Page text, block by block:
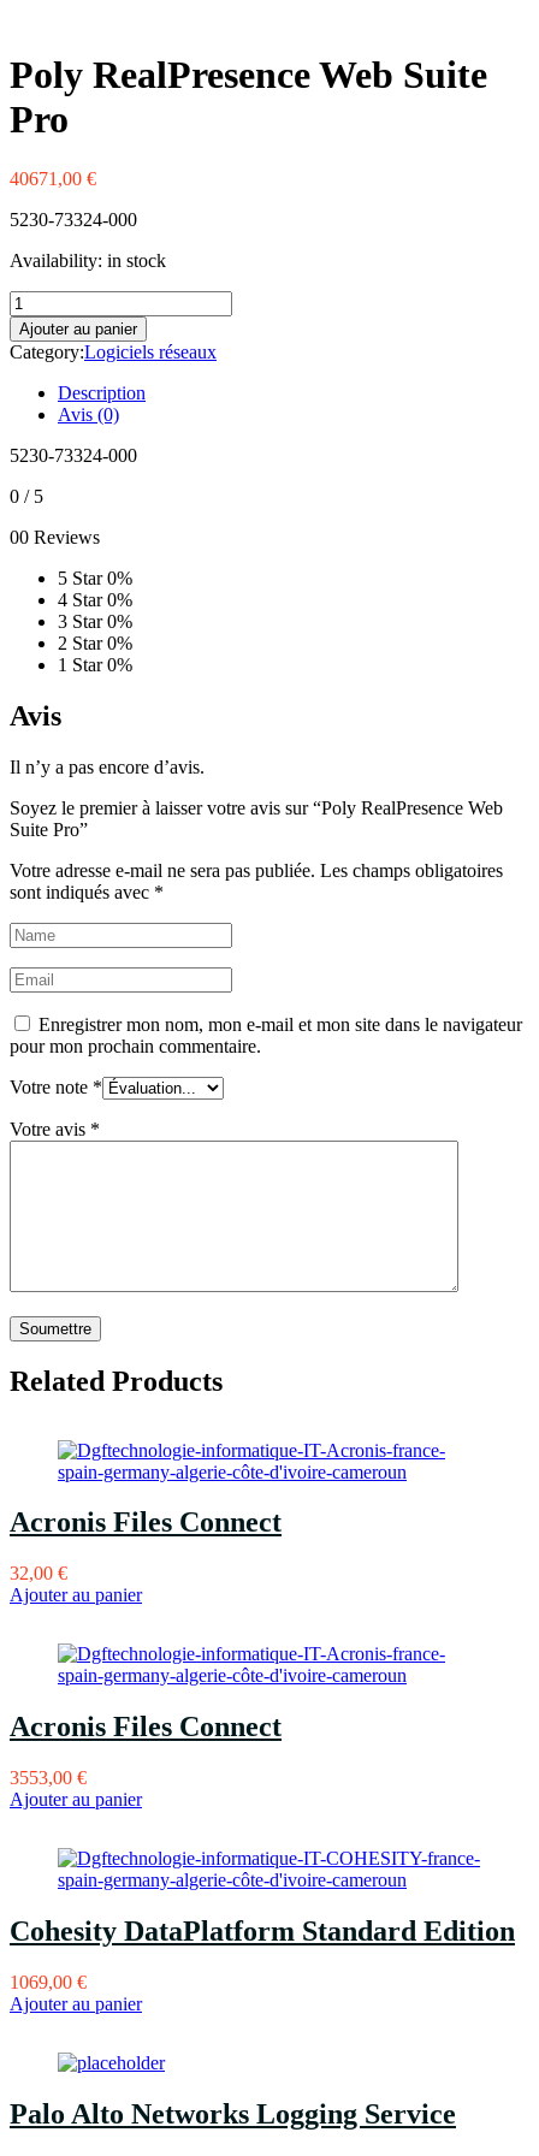
Poly RealPresence Web Suite
Pro
40671,00 €
5230-73324-000
Availability: in stock
quantité
de
Poly
RealPresence
Web
Suite
Ajouter au panier
Category:Logiciels réseaux
Description
Avis (0)
5230-73324-000
0 / 5
00 Reviews
5 Star 0%
4 Star 0%
3 Star 0%
2 Star 0%
1 Star 0%
Avis
Il n’y a pas encore d’avis.
Soyez le premier à laisser votre avis sur “Poly RealPresence Web
Suite Pro”
Votre adresse e-mail ne sera pas publiée. Les champs obligatoires
sont indiqués avec *
Enregistrer mon nom, mon e-mail et mon site dans le navigateur
pour mon prochain commentaire.
Votre note *
Votre avis *
Related Products
Acronis Files Connect
32,00 €
Ajouter au panier
Acronis Files Connect
3553,00 €
Ajouter au panier
Cohesity DataPlatform Standard Edition
1069,00 €
Ajouter au panier
Palo Alto Networks Logging Service